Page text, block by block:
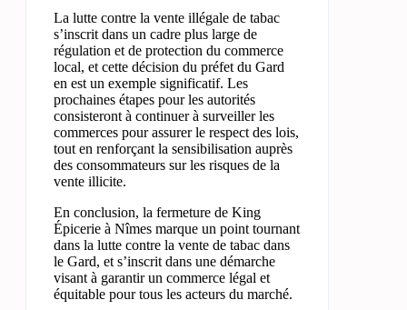
La lutte contre la vente illégale de tabac
s’inscrit dans un cadre plus large de
régulation et de protection du commerce
local, et cette décision du préfet du Gard
en est un exemple significatif. Les
prochaines étapes pour les autorités
consisteront à continuer à surveiller les
commerces pour assurer le respect des lois,
tout en renforçant la sensibilisation auprès
des consommateurs sur les risques de la
vente illicite.
En conclusion, la fermeture de King
Épicerie à Nîmes marque un point tournant
dans la lutte contre la vente de tabac dans
le Gard, et s’inscrit dans une démarche
visant à garantir un commerce légal et
équitable pour tous les acteurs du marché.